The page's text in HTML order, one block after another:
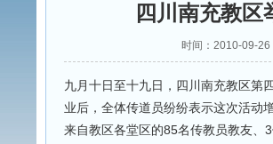
四川南充教
时间：2010-09-26
九月十日至十九日，四川南充教区第
业后，全体传道员纷纷表示这次活动
来自教区各堂区的85名传教员教友、